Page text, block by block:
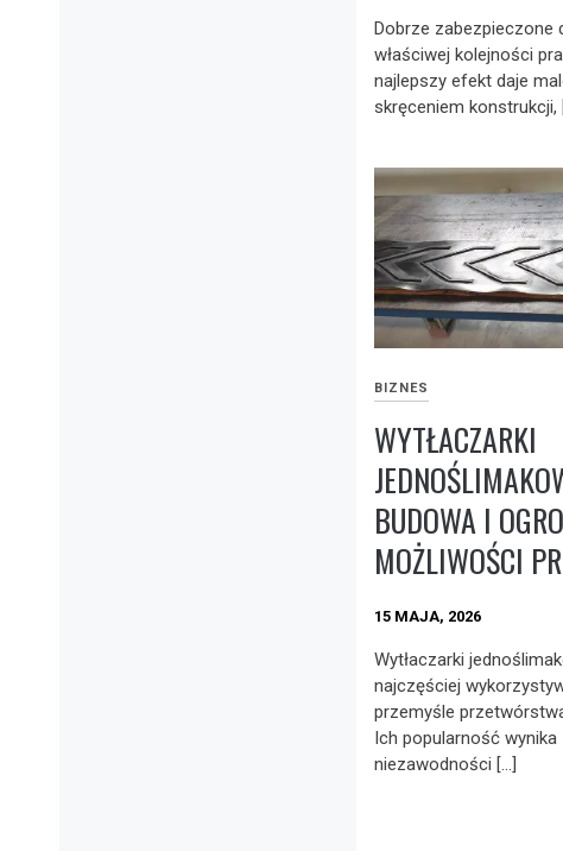
Dobrze zabezpieczone
właściwej kolejności
najlepszy efekt daje
skręceniem konstrukcji,
BIZNES
WYTŁACZARKI
BUDOWA I
MOŻLIWOŚCI
15 MAJA, 2026
Wytłaczarki
najczęściej
przemyśle
Ich popularność
niezawodności […]